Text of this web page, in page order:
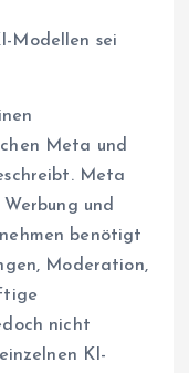
Modellen sei
Meta und
Meta
und
benötigt
Moderation,
nicht
KI-